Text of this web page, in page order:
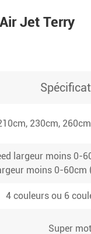
Jet Terry
230cm,
largeur moins 0-
moins 0-60cm
4 couleurs ou 6
Super